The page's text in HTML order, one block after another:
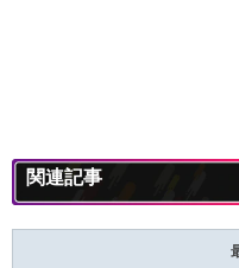
関連記事